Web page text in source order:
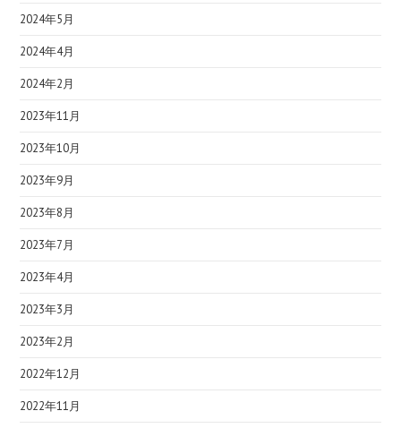
2024年5月
2024年4月
2024年2月
2023年11月
2023年10月
2023年9月
2023年8月
2023年7月
2023年4月
2023年3月
2023年2月
2022年12月
2022年11月